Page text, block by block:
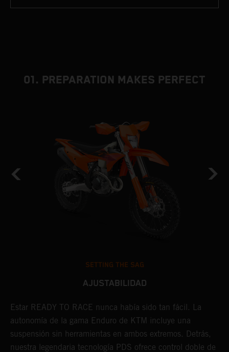
01. PREPARATION MAKES PERFECT
SETTING THE SAG
AJUSTABILIDAD
Estar READY TO RACE nunca había sido tan fácil. La
autonomía de la gama Enduro de KTM incluye una
suspensión sin herramientas en ambos extremos. Detrás,
nuestra legendaria tecnología PDS ofrece control doble de